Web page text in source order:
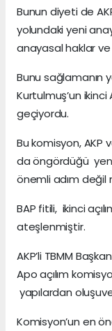
Bunun diyeti de
yolundaki yeni
anayasal haklar ve
Bunu sağlamanın
Kurtulmuş’un
geçiyordu.
Bu komisyon, AKP
da öngördüğü
önemli adım değil
BAP fitili, ikinci
ateşlenmiştir.
AKP’li TBMM
Apo açılım
yapılardan
Komisyon’un en